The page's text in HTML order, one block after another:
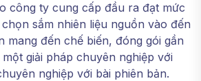
công ty cung cấp đầu ra đạt mức
sắm nhiên liệu nguồn vào đến
mang đến chế biến, đóng gói gần
giải pháp chuyên nghiệp với
nghiệp với bài phiên bản.